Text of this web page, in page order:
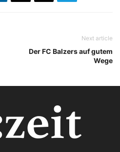
Next article
Der FC Balzers auf gutem
Wege